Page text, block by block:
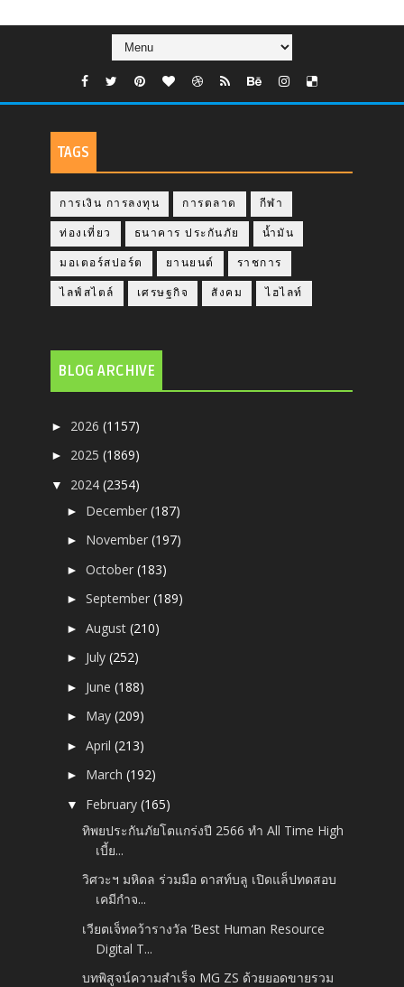
TAGS
การเงิน การลงทุน การตลาด กีฬา
ท่องเที่ยว ธนาคาร ประกันภัย น้ำมัน
มอเตอร์สปอร์ต ยานยนต์ ราชการ
ไลฟ์สไตล์ เศรษฐกิจ สังคม ไฮไลท์
BLOG ARCHIVE
► 2026(1157)
► 2025(1869)
▼ 2024(2354)
► December(187)
► November(197)
►October(183)
►September(189)
►August(210)
► July(252)
► June(188)
► May(209)
►April(213)
► March(192)
▼ February(165)
ทิพยประกันภัยโตแกร่งปี 2566 ทำ All Time High
เบี้ย...
วิศวะฯ มหิดล ร่วมมือ ดาสท์บลู เปิดแล็ปทดสอบ
เคมีกำจ...
เวียตเจ็ทคว้ารางวัล ‘Best Human Resource
Digital T...
บทพิสูจน์ความสำเร็จ MG ZS ด้วยยอดขายรวม